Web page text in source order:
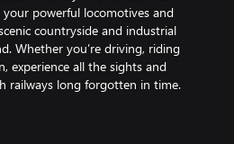
powerful locomotives and
countryside and industrial
Whether you’re driving, riding
experience all the sights and